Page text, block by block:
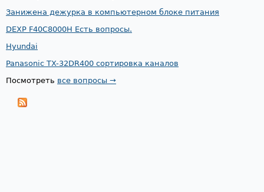
Занижена дежурка в компьютерном блоке питания
DEXP F40C8000H Есть вопросы.
Hyundai
Panasonic TX-32DR400 сортировка каналов
Посмотреть все вопросы →